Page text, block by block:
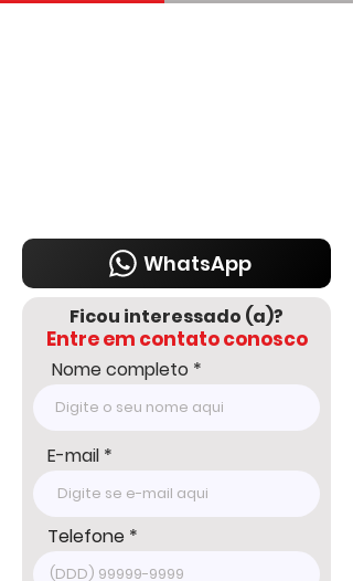
-Excelente para moradia e lazer
WhatsApp
Ficou interessado (a)?
Entre em contato conosco
Nome completo
E-mail
Telefone